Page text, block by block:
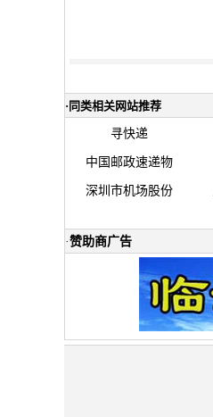
· 同类相关网站推荐
寻快递
中国邮政速递物
深圳市机场股份
·赞助商广告